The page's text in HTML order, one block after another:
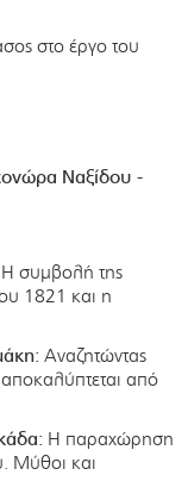
στο έργο του
Ναξίδου -
Η συμβολή της
1821 και η
Αναζητώντας
από
Η παραχώρηση
Μύθοι και